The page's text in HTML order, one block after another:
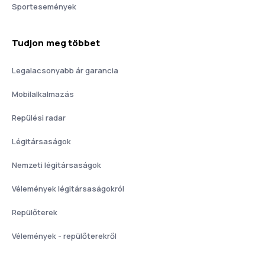
Sportesemények
Tudjon meg többet
Legalacsonyabb ár garancia
Mobilalkalmazás
Repülési radar
Légitársaságok
Nemzeti légitársaságok
Vélemények légitársaságokról
Repülőterek
Vélemények - repülőterekről